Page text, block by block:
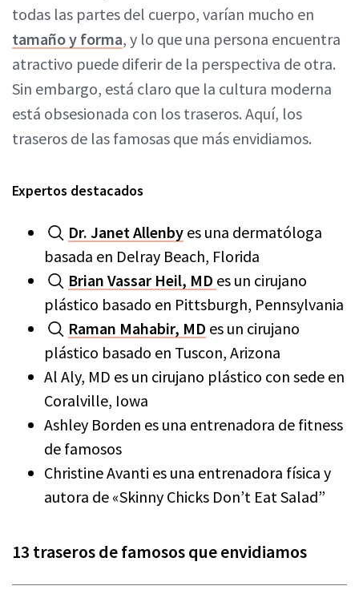
todas las partes del cuerpo, varían mucho en
tamaño y forma, y lo que una persona encuentra
atractivo puede diferir de la perspectiva de otra.
Sin embargo, está claro que la cultura moderna
está obsesionada con los traseros. Aquí, los
traseros de las famosas que más envidiamos.
Expertos destacados
Dr. Janet Allenby es una dermatóloga
basada en Delray Beach, Florida
Brian Vassar Heil, MD es un cirujano
plástico basado en Pittsburgh, Pennsylvania
Raman Mahabir, MD es un cirujano
plástico basado en Tuscon, Arizona
Al Aly, MD es un cirujano plástico con sede en
Coralville, Iowa
Ashley Borden es una entrenadora de fitness
de famosos
Christine Avanti es una entrenadora física y
autora de «Skinny Chicks Don’t Eat Salad”
13 traseros de famosos que envidiamos